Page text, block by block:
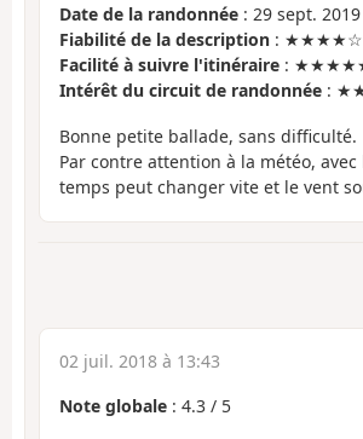
Date de la randonnée : 29 sept. 2019
Fiabilité de la description : ★★★★☆
Facilité à suivre l'itinéraire : ★★★★★
Intérêt du circuit de randonnée :
Bonne petite ballade, sans difficulté.
Par contre attention à la météo,
temps peut changer vite et le vent
02 juil. 2018 à 13:43
Note globale : 4.3 / 5